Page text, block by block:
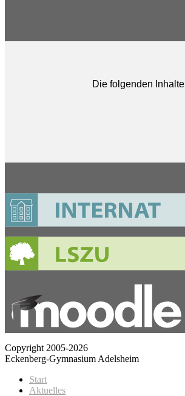
Copyright 2005-2026
Eckenberg-Gymnasium Adelsheim
Start
Aktuelles